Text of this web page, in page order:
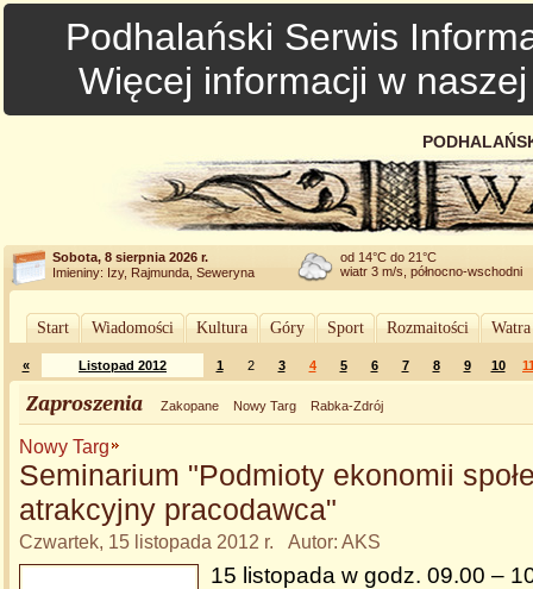
Podhalański Serwis
Więcej informacji w
Sobota, 8 sierpnia 2026 r.
Imieniny: Izy, Rajmunda, Seweryna
od 14°C do 21°C
wiatr 3 m/s, północno-wschodni
Start Wiadomości Kultura Góry Sport Rozmaitości
« Listopad 2012 1 2 3 4 5 6 7 8 9 10
Zaproszenia Zakopane Nowy Targ Rabka-Zdrój
Nowy Targ
Seminarium "Podmioty ekonomii
atrakcyjny pracodawca"
Czwartek, 15 listopada 2012 r. Autor: AKS
15 listopada w godz. 09.00 –